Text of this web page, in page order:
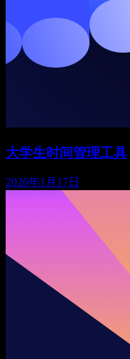
大学生时间管理工具
2026年1月17日